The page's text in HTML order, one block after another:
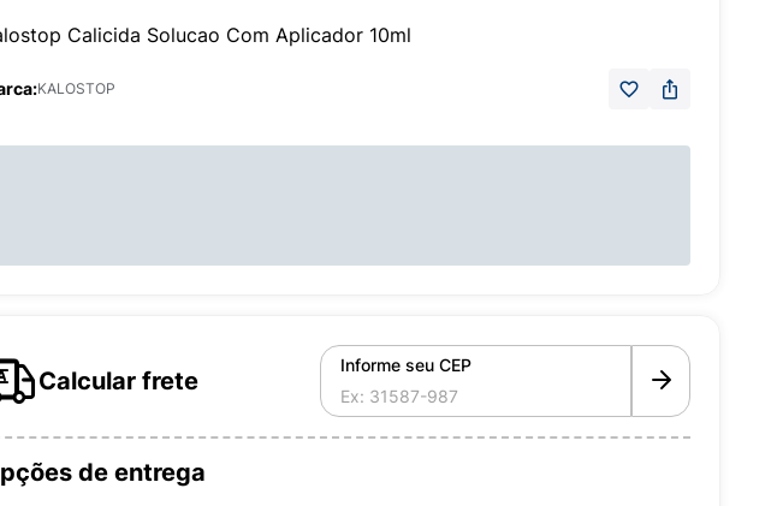
Calicida Solucao Com Aplicador 10ml
KALOSTOP
Calcular frete
Informe seu CEP
de entrega